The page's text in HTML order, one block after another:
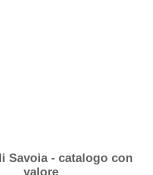
Savoia - catalogo con
valore